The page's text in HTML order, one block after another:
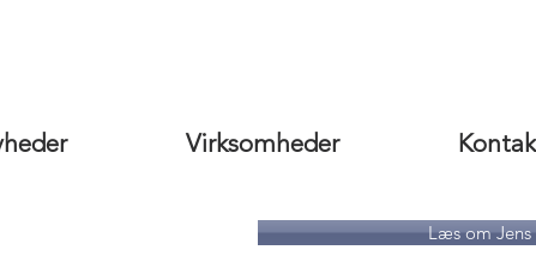
Virksomheder
Læs om Jens